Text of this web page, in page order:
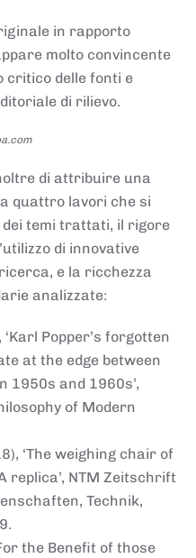
in rapporto
molto convincente
critico delle fonti e
di rilievo.
di attribuire una
quattro lavori che si
temi trattati, il rigore
di innovative
e la ricchezza
analizzate:
‘Karl Popper’s forgotten
at the edge between
1950s and 1960s’,
of Modern
‘The weighing chair of
replica’, NTM Zeitschrift
Technik,
the Benefit of those